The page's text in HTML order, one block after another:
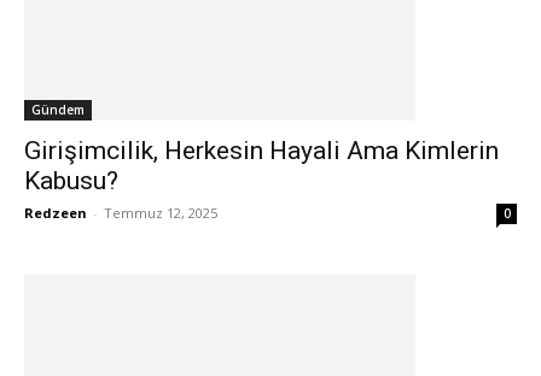
Gündem
Girişimcilik, Herkesin Hayali Ama Kimlerin
Kabusu?
Redzeen - Temmuz 12, 2025 0